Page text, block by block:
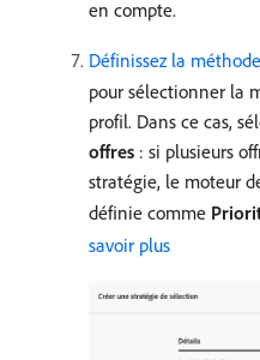
en compte.
Définissez la
pour sélectionner la
profil. Dans ce cas,
offres : si plusieurs
stratégie, le moteur
définie comme
savoir plus